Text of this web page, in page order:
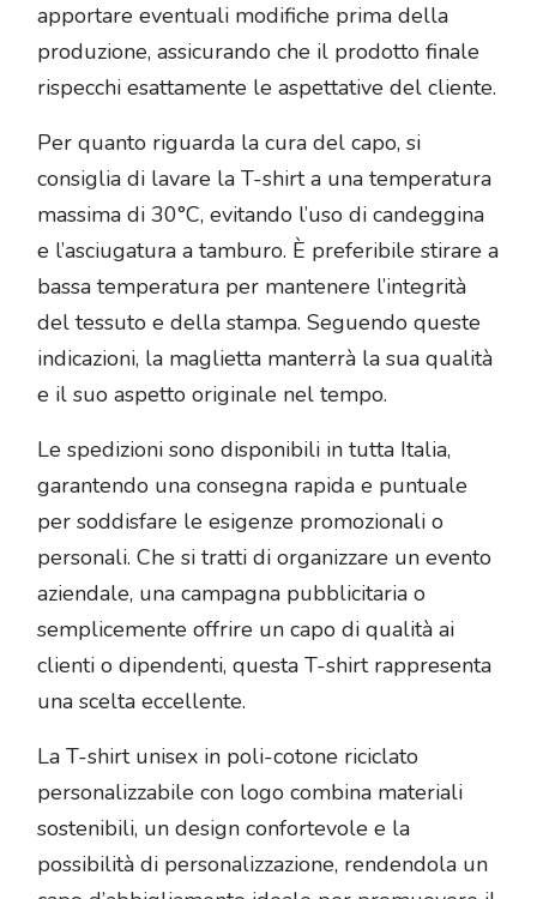
apportare eventuali modifiche prima della
produzione, assicurando che il prodotto finale
rispecchi esattamente le aspettative del cliente.
Per quanto riguarda la cura del capo, si
consiglia di lavare la T-shirt a una temperatura
massima di 30°C, evitando l’uso di candeggina
e l’asciugatura a tamburo. È preferibile stirare a
bassa temperatura per mantenere l’integrità
del tessuto e della stampa. Seguendo queste
indicazioni, la maglietta manterrà la sua qualità
e il suo aspetto originale nel tempo.
Le spedizioni sono disponibili in tutta Italia,
garantendo una consegna rapida e puntuale
per soddisfare le esigenze promozionali o
personali. Che si tratti di organizzare un evento
aziendale, una campagna pubblicitaria o
semplicemente offrire un capo di qualità ai
clienti o dipendenti, questa T-shirt rappresenta
una scelta eccellente.
La T-shirt unisex in poli-cotone riciclato
personalizzabile con logo combina materiali
sostenibili, un design confortevole e la
possibilità di personalizzazione, rendendola un